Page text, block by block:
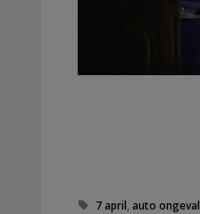
Tags
7 april,auto ongeval